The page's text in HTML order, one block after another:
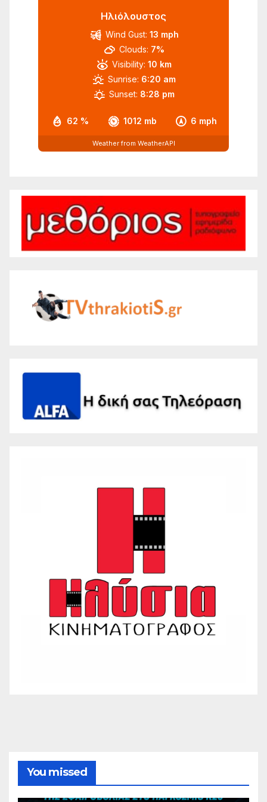
Ηλιόλουστος
62 % 1012 mb 6 mph
Wind Gust: 13 mph
Clouds: 7%
Visibility: 10 km
Sunrise: 6:20 am
Sunset: 8:28 pm
Weather from WeatherAPI
You missed